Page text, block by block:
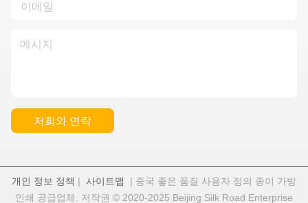
저희와 연락
개인 정보 정책 | 사이트맵
| 중국 좋은 품질 사용자 정의 종이 가방
인쇄 공급업체. 저작권 © 2020-2025 Beijing Silk Road Enterprise